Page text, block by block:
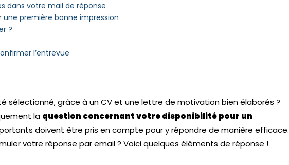
dans votre mail de réponse
première bonne impression
?
l’entrevue
sélectionné, grâce à un CV et une lettre de motivation bien élaborés ?
la question concernant votre disponibilité pour un
doivent être pris en compte pour y répondre de manière efficace.
votre réponse par email ? Voici quelques éléments de réponse !